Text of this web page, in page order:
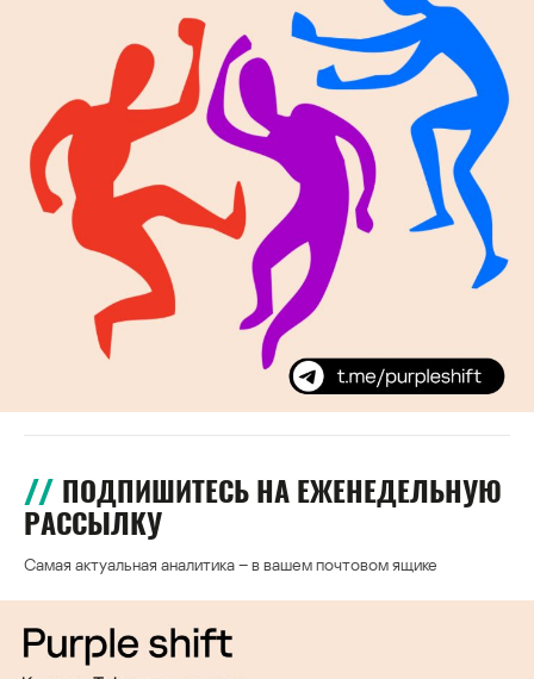
ПОДПИШИТЕСЬ НА ЕЖЕНЕДЕЛЬНУЮ
РАССЫЛКУ
Самая актуальная аналитика – в вашем почтовом ящике